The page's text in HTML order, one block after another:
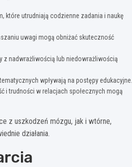
które utrudniają codzienne zadania i naukę
uwagi mogą obniżać skuteczność
z nadwrażliwością lub niedowrażliwością
wpływają na postępy edukacyjne.
i trudności w relacjach społecznych mogą
z uszkodzeń mózgu, jak i wtórne,
działania.